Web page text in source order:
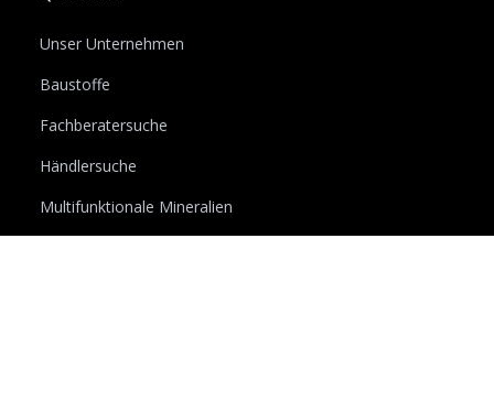
Unser Unternehmen
Baustoffe
Fachberatersuche
Händlersuche
Multifunktionale Mineralien